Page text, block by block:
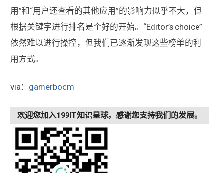
用”和“用户还查看的其他应用”的影响力似乎不大，但
根据关键字进行排名是个好的开始。“Editor’s choice”
依然难以进行操控，但我们已逐渐发现这些榜单的利
用方式。
via： gamerboom
欢迎您加入199IT知识星球，感谢您支持我们的发展。